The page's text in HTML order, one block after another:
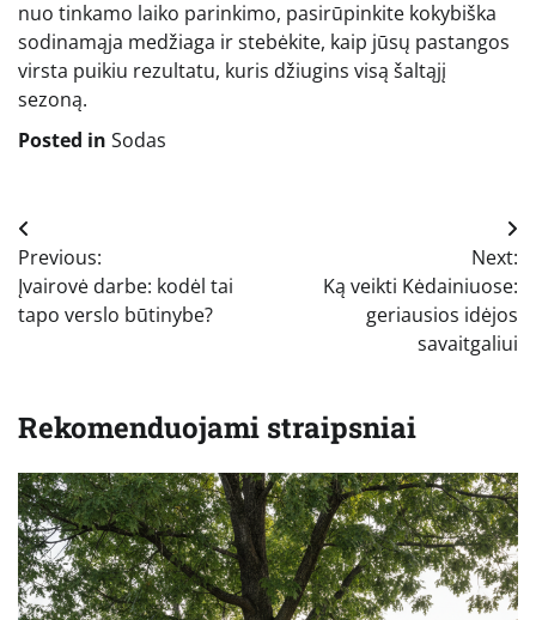
nuo tinkamo laiko parinkimo, pasirūpinkite kokybiška
sodinamąja medžiaga ir stebėkite, kaip jūsų pastangos
virsta puikiu rezultatu, kuris džiugins visą šaltąjį
sezoną.
Posted in Sodas
Navigacija
tarp
įrašų
Previous:
Įvairovė darbe: kodėl tai
tapo verslo būtinybe?
Next:
Ką veikti Kėdainiuose:
geriausios idėjos
savaitgaliui
Rekomenduojami straipsniai